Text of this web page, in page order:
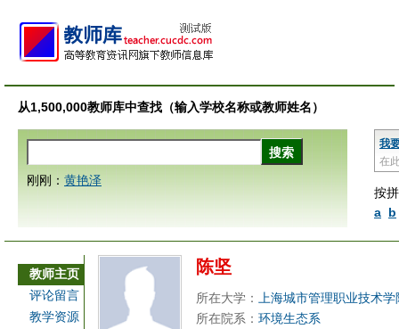
从1,500,000教师库中查找（输入学校名称或教师姓名）
我
在
按
a b
刚刚： 黄艳泽
教师主页
评论留言
教学资源
陈坚
所在大学：
上海城市管理职业技术学
所在院系： 环境生态系